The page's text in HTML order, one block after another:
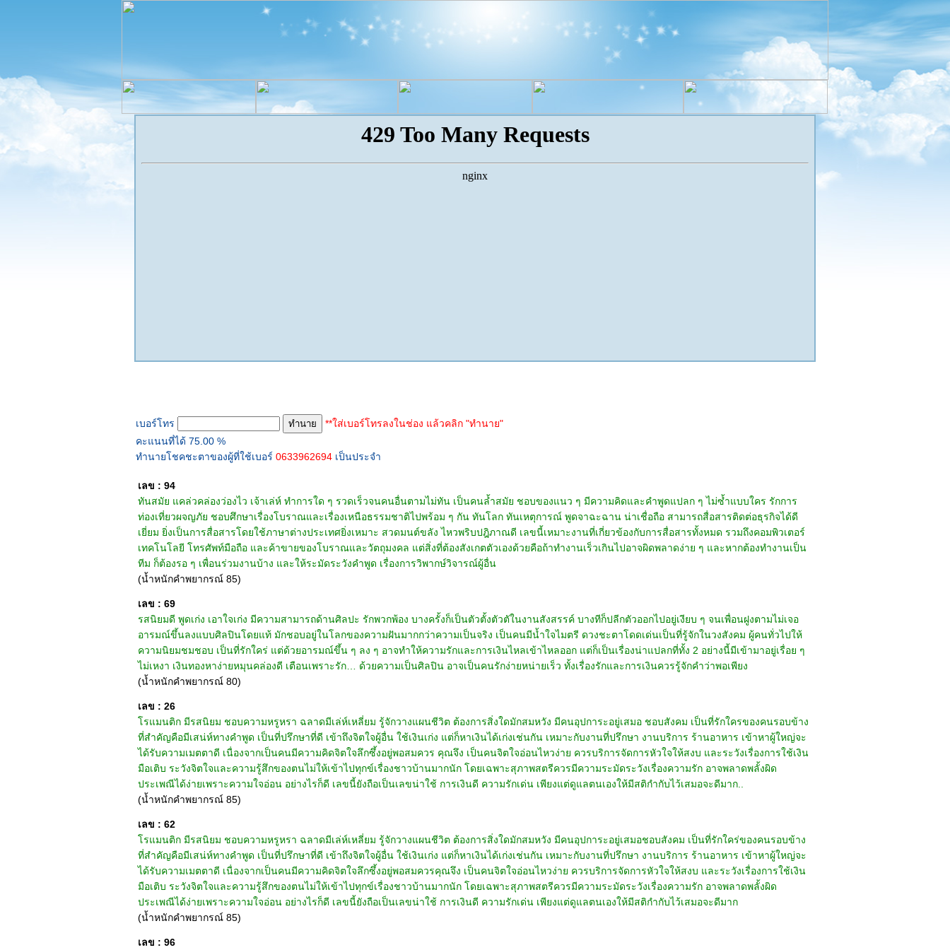
เบอร์โทร
**ใส่เบอร์โทรลงในช่อง แล้วคลิก "ทำนาย"
คะแนนที่ได้ 75.00 %
ทำนายโชคชะตาของผู้ที่ใช้เบอร์ 0633962694 เป็นประจำ
เลข : 94
ทันสมัย แคล่วคล่องว่องไว เจ้าเล่ห์ ทำการใด ๆ รวดเร็วจนคนอื่นตามไม่ทัน เป็นคนล้ำสมัย ชอบของแนว ๆ มีความคิดและคำพูดแปลก ๆ ไม่ซ้ำแบบใคร รักการ
ท่องเที่ยวผจญภัย ชอบศึกษาเรื่องโบราณและเรื่องเหนือธรรมชาติไปพร้อม ๆ กัน ทันโลก ทันเหตุการณ์ พูดจาฉะฉาน น่าเชื่อถือ สามารถสื่อสารติดต่อธุรกิจได้ดี
เยี่ยม ยิ่งเป็นการสื่อสารโดยใช้ภาษาต่างประเทศยิ่งเหมาะ สวดมนต์ขลัง ไหวพริบปฎิภาณดี เลขนี้เหมาะงานที่เกี่ยวข้องกับการสื่อสารทั้งหมด รวมถึงคอมพิวเตอร์
เทคโนโลยี โทรศัพท์มือถือ และค้าขายของโบราณและวัตถุมงคล แต่สิ่งที่ต้องสังเกตตัวเองด้วยคือถ้าทำงานเร็วเกินไปอาจผิดพลาดง่าย ๆ และหากต้องทำงานเป็น
ทีม ก็ต้องรอ ๆ เพื่อนร่วมงานบ้าง และให้ระมัดระวังคำพูด เรื่องการวิพากษ์วิจารณ์ผู้อื่น
(น้ำหนักคำพยากรณ์ 85)
เลข : 69
รสนิยมดี พูดเก่ง เอาใจเก่ง มีความสามารถด้านศิลปะ รักพวกพ้อง บางครั้งก็เป็นตัวตั้งตัวตัในงานสังสรรค์ บางทีก็ปลีกตัวออกไปอยู่เงียบ ๆ จนเพื่อนฝูงตามไม่เจอ
อารมณ์ขึ้นลงแบบศิลปินโดยแท้ มักชอบอยู่ในโลกของความฝันมากกว่าความเป็นจริง เป็นคนมีน้ำใจไมตรี ดวงชะตาโดดเด่นเป็นที่รู้จักในวงสังคม ผู้คนทั่วไปให้
ความนิยมชมชอบ เป็นที่รักใคร่ แต่ด้วยอารมณ์ขึ้น ๆ ลง ๆ อาจทำให้ความรักและการเงินไหลเข้าไหลออก แต่ก็เป็นเรื่องน่าแปลกที่ทั้ง 2 อย่างนี้มีเข้ามาอยู่เรื่อย ๆ
ไม่เหงา เงินทองหาง่ายหมุนคล่องดี เตือนเพราะรัก… ด้วยความเป็นศิลปิน อาจเป็นคนรักง่ายหน่ายเร็ว ทั้งเรื่องรักและการเงินควรรู้จักคำว่าพอเพียง
(น้ำหนักคำพยากรณ์ 80)
เลข : 26
โรแมนติก มีรสนิยม ชอบความหรูหรา ฉลาดมีเล่ห์เหลี่ยม รู้จักวางแผนชีวิต ต้องการสิ่งใดมักสมหวัง มีคนอุปการะอยู่เสมอ ชอบสังคม เป็นที่รักใครของคนรอบข้าง
ที่สำคัญคือมีเสน่ห์ทางคำพูด เป็นที่ปรึกษาที่ดี เข้าถึงจิตใจผู้อื่น ใช้เงินเก่ง แต่ก็หาเงินได้เก่งเช่นกัน เหมาะกับงานที่ปรึกษา งานบริการ ร้านอาหาร เข้าหาผู้ใหญ่จะ
ได้รับความเมตตาดี เนื่องจากเป็นคนมีความคิดจิตใจลึกซึ้งอยู่พอสมควร คุณจึง เป็นคนจิตใจอ่อนไหวง่าย ควรบริการจัดการหัวใจให้สงบ และระวังเรื่องการใช้เงิน
มือเติบ ระวังจิตใจและความรู้สึกของตนไม่ให้เข้าไปทุกข์เรื่องชาวบ้านมากนัก โดยเฉพาะสุภาพสตรีควรมีความระมัดระวังเรื่องความรัก อาจพลาดพลั้งผิด
ประเพณีได้ง่ายเพราะความใจอ่อน อย่างไรก็ดี เลขนี้ยังถือเป็นเลขน่าใช้ การเงินดี ความรักเด่น เพียงแต่ดูแลตนเองให้มีสติกำกับไว้เสมอจะดีมาก..
(น้ำหนักคำพยากรณ์ 85)
เลข : 62
โรแมนติก มีรสนิยม ชอบความหรูหรา ฉลาดมีเล่ห์เหลี่ยม รู้จักวางแผนชีวิต ต้องการสิ่งใดมักสมหวัง มีคนอุปการะอยู่เสมอชอบสังคม เป็นที่รักใคร่ของคนรอบข้าง
ที่สำคัญคือมีเสน่ห์ทางคำพูด เป็นที่ปรึกษาที่ดี เข้าถึงจิตใจผู้อื่น ใช้เงินเก่ง แต่ก็หาเงินได้เก่งเช่นกัน เหมาะกับงานที่ปรึกษา งานบริการ ร้านอาหาร เข้าหาผู้ใหญ่จะ
ได้รับความเมตตาดี เนื่องจากเป็นคนมีความคิดจิตใจลึกซึ้งอยู่พอสมควรคุณจึง เป็นคนจิตใจอ่อนไหวง่าย ควรบริการจัดการหัวใจให้สงบ และระวังเรื่องการใช้เงิน
มือเติบ ระวังจิตใจและความรู้สึกของตนไม่ให้เข้าไปทุกข์เรื่องชาวบ้านมากนัก โดยเฉพาะสุภาพสตรีควรมีความระมัดระวังเรื่องความรัก อาจพลาดพลั้งผิด
ประเพณีได้ง่ายเพราะความใจอ่อน อย่างไรก็ดี เลขนี้ยังถือเป็นเลขน่าใช้ การเงินดี ความรักเด่น เพียงแต่ดูแลตนเองให้มีสติกำกับไว้เสมอจะดีมาก
(น้ำหนักคำพยากรณ์ 85)
เลข : 96